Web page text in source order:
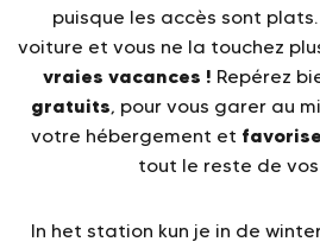
puisque les accès sont
voiture et vous ne la touchez
vraies vacances ! Repérez
gratuits, pour vous garer au
votre hébergement et
tout le reste de
In het station kun je in de